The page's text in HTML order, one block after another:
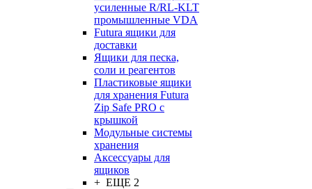
усиленные R/RL-KLT
промышленные VDA
Futura ящики для
доставки
Ящики для песка,
соли и реагентов
Пластиковые ящики
для хранения Futura
Zip Safe PRO с
крышкой
Модульные системы
хранения
Аксессуары для
ящиков
+ ЕЩЕ 2